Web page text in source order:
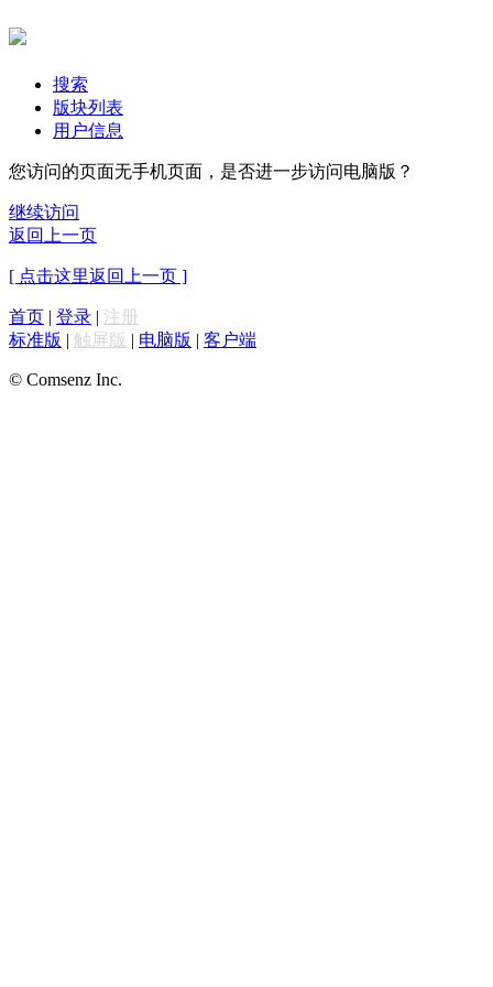
搜索
版块列表
用户信息
您访问的页面无手机页面，是否进一步访问电脑版？
继续访问
返回上一页
[ 点击这里返回上一页 ]
首页 | 登录 | 注册
标准版 | 触屏版 | 电脑版 | 客户端
© Comsenz Inc.